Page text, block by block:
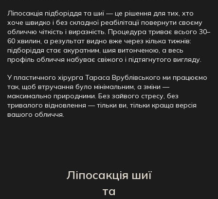
Ліпосакція підборіддя та шиї— це рішення для тих, хто
хоче швидко і без складної реабілітації повернути своєму
обличчю чіткість і виразність. Процедура триває всього 30–
60 хвилин, а результат видно вже через кілька тижнів:
підборіддя стає акуратним, шия витонченою, а весь
профіль обличчя набуває свіжого і підтягнутого вигляду.
У пластичного хірурга Тараса Врублівського ми працюємо
так, щоб втручання було мінімальним, а зміни —
максимально природними. Без зайвого стресу, без
тривалого відновлення — тільки ви, тільки краща версія
вашого обличчя.
Ліпосакція шиї
та